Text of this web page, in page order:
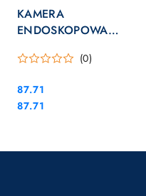
KAMERA
ENDOSKOPOWA
USB-MICRO LIGHTNING
(0)
Cena:
87.71
Cena:
87.71